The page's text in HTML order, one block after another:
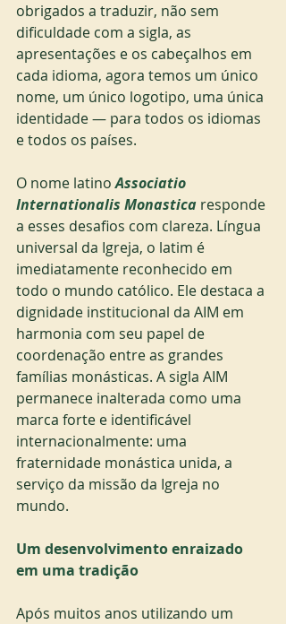
obrigados a traduzir, não sem
dificuldade com a sigla, as
apresentações e os cabeçalhos em
cada idioma, agora temos um único
nome, um único logotipo, uma única
identidade — para todos os idiomas
e todos os países.
O nome latino Associatio
Internationalis Monastica responde
a esses desafios com clareza. Língua
universal da Igreja, o latim é
imediatamente reconhecido em
todo o mundo católico. Ele destaca a
dignidade institucional da AIM em
harmonia com seu papel de
coordenação entre as grandes
famílias monásticas. A sigla AIM
permanece inalterada como uma
marca forte e identificável
internacionalmente: uma
fraternidade monástica unida, a
serviço da missão da Igreja no
mundo.
Um desenvolvimento enraizado
em uma tradição
Após muitos anos utilizando um